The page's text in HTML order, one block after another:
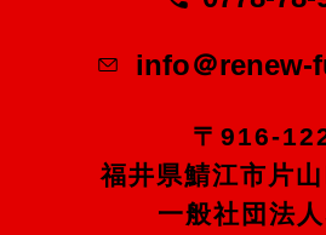
info＠renew-
〒916-
福井県鯖江市片
一般社団法